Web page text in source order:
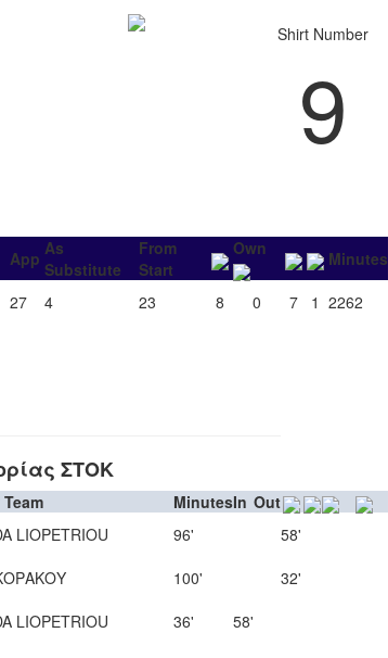
Shirt Number
9
App As
Substitute
From
Start
Own
Minutes
27 4 23 8 0 7 1 2262
ΣΤΟΚ
MinutesIn Out
LIOPETRIOU 96'
58'
100'
32'
LIOPETRIOU 36'
58'